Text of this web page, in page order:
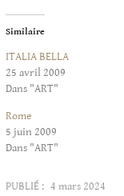
Similaire
ITALIA BELLA
25 avril 2009
Dans "ART"
Rome
5 juin 2009
Dans "ART"
PUBLIÉ : 4 mars 2024